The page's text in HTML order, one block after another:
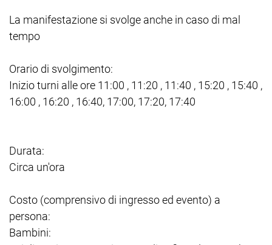
La manifestazione si svolge anche in caso di mal
tempo
Orario di svolgimento:
Inizio turni alle ore 11:00 , 11:20 , 11:40 , 15:20 , 15:40 ,
16:00 , 16:20 , 16:40, 17:00, 17:20, 17:40
Durata:
Circa un'ora
Costo (comprensivo di ingresso ed evento) a
persona:
Bambini: